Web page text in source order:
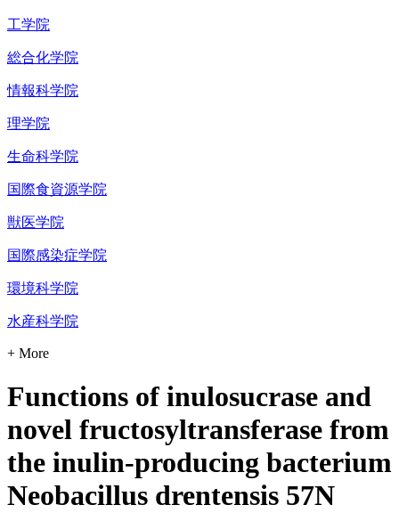
工学院
総合化学院
情報科学院
理学院
生命科学院
国際食資源学院
獣医学院
国際感染症学院
環境科学院
水産科学院
+ More
Functions of inulosucrase and
novel fructosyltransferase from
the inulin-producing bacterium
Neobacillus drentensis 57N